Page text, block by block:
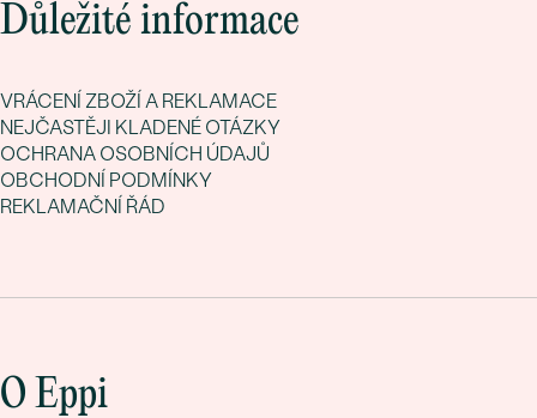
Důležité informace
VRÁCENÍ ZBOŽÍ A REKLAMACE
NEJČASTĚJI KLADENÉ OTÁZKY
OCHRANA OSOBNÍCH ÚDAJŮ
OBCHODNÍ PODMÍNKY
REKLAMAČNÍ ŘÁD
O Eppi